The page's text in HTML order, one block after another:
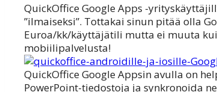
QuickOffice Google Apps -
”ilmaiseksi”. Tottakai sinun pitää olla
Euroa/kk/käyttäjätili mutta ei muuta
mobiilipalvelusta!
QuickOffice Google Appsin avulla on
PowerPoint-tiedostoja ja synkronoida